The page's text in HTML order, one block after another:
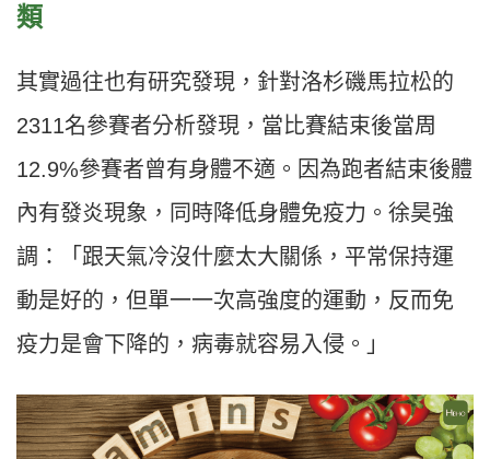
類
其實過往也有研究發現，針對洛杉磯馬拉松的
2311名參賽者分析發現，當比賽結束後當周
12.9%參賽者曾有身體不適。因為跑者結束後體
內有發炎現象，同時降低身體免疫力。徐昊強
調：「跟天氣冷沒什麼太大關係，平常保持運
動是好的，但單一一次高強度的運動，反而免
疫力是會下降的，病毒就容易入侵。」